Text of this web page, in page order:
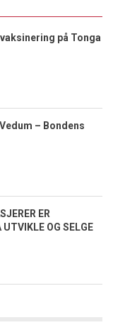
på Tonga
– Bondens
ER
UTVIKLE OG SELGE